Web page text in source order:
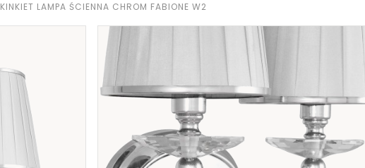
KINKIET LAMPA ŚCIENNA CHROM FABIONE W2